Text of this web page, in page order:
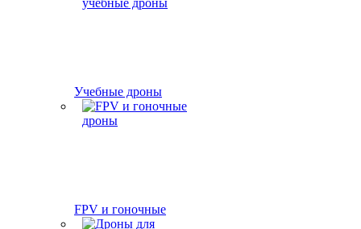
Учебные дроны
FPV и гоночные